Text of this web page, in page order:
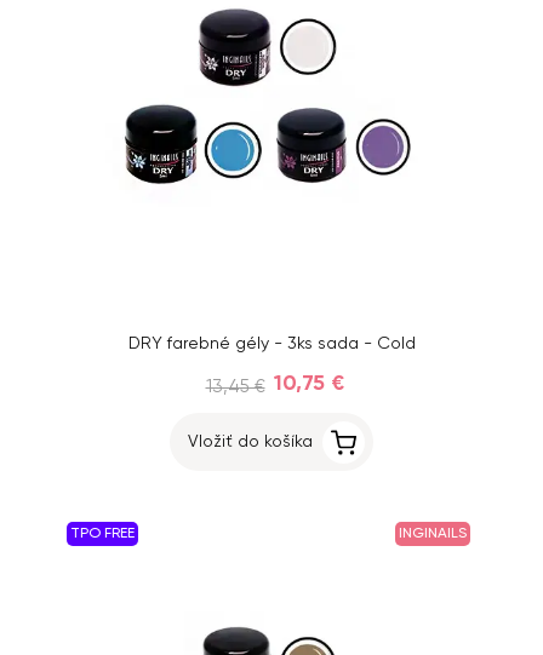
DRY farebné gély - 3ks sada - Cold
13,45 € 10,75 €
Vložiť do košíka
TPO FREE INGINAILS